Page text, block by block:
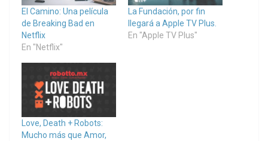
El Camino: Una película
de Breaking Bad en
Netflix
En "Netflix"
La Fundación, por fin
llegará a Apple TV Plus.
En "Apple TV Plus"
Love, Death + Robots:
Mucho más que Amor,